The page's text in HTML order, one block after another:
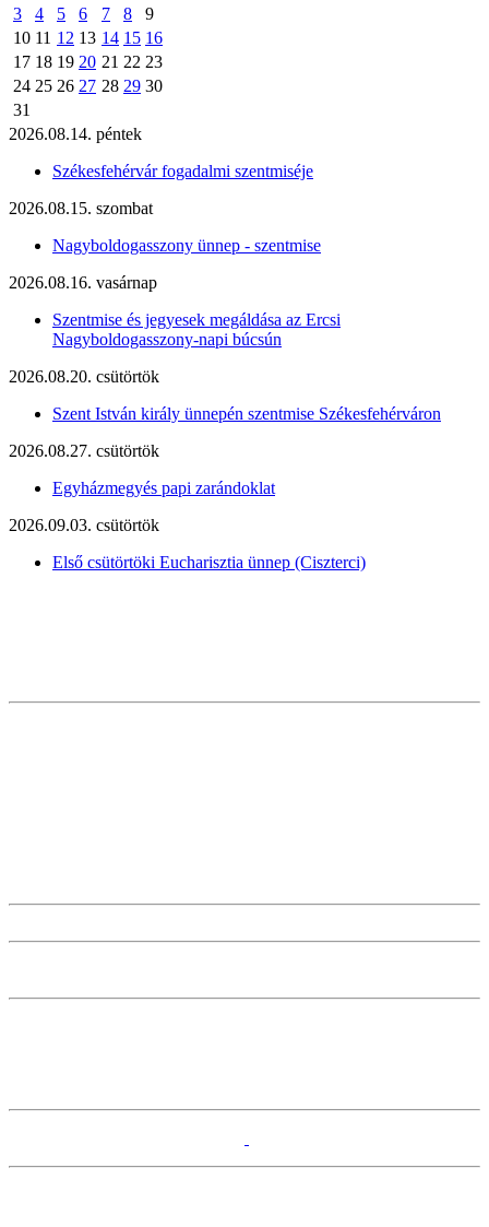
3
4 5 6 7 8
9
10 11 12 13 14 15 16
17 18 19 20 21 22 23
24 25 26 27 28 29 30
31
2026.08.14. péntek
Székesfehérvár fogadalmi szentmiséje
2026.08.15. szombat
Nagyboldogasszony ünnep - szentmise
2026.08.16. vasárnap
Szentmise és jegyesek megáldása az Ercsi
Nagyboldogasszony-napi búcsún
2026.08.20. csütörtök
Szent István király ünnepén szentmise Székesfehérváron
2026.08.27. csütörtök
Egyházmegyés papi zarándoklat
2026.09.03. csütörtök
Első csütörtöki Eucharisztia ünnep (Ciszterci)